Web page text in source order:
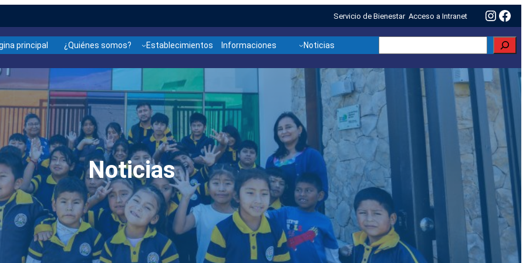
Servicio de Bienestar Acceso a Intranet
principal ¿Quiénes somos? Establecimientos Informaciones Noticias
Noticias